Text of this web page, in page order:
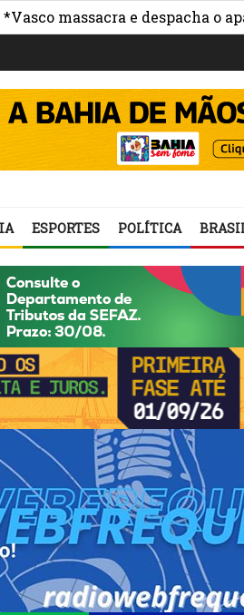
e despacha o apático
ESPORTES POLÍTICA